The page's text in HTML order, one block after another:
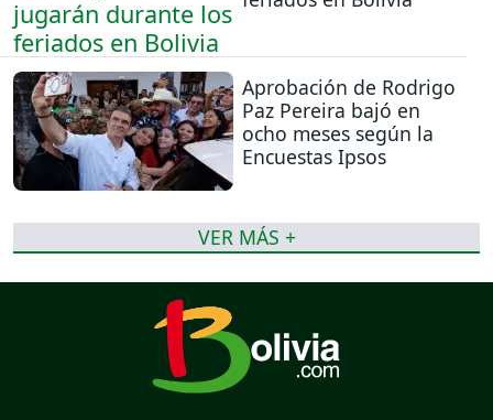
Aprobación de Rodrigo
Paz Pereira bajó en
ocho meses según la
Encuestas Ipsos
VER MÁS +